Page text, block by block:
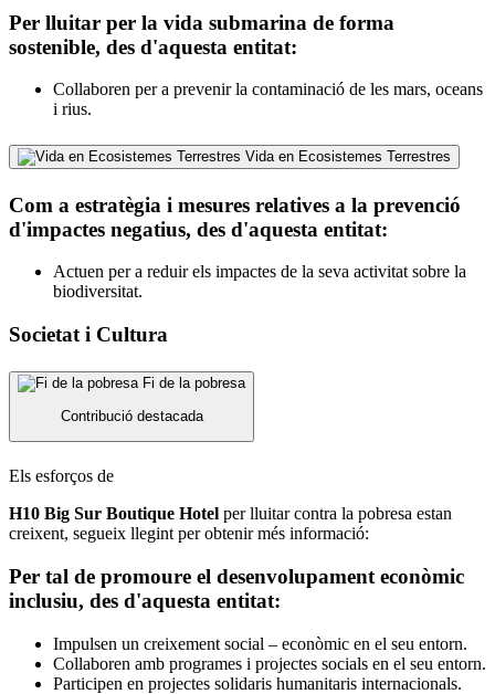
Per lluitar per la vida submarina de forma
sostenible, des d'aquesta entitat:
Collaboren per a prevenir la contaminació de les mars, oceans
i rius.
Vida en Ecosistemes Terrestres
Com a estratègia i mesures relatives a la prevenció
d'impactes negatius, des d'aquesta entitat:
Actuen per a reduir els impactes de la seva activitat sobre la
biodiversitat.
Societat i Cultura
Fi de la pobresa
Contribució destacada
Els esforços de
H10 Big Sur Boutique Hotel per lluitar contra la pobresa estan
creixent, segueix llegint per obtenir més informació:
Per tal de promoure el desenvolupament econòmic
inclusiu, des d'aquesta entitat:
Impulsen un creixement social – econòmic en el seu entorn.
Collaboren amb programes i projectes socials en el seu entorn.
Participen en projectes solidaris humanitaris internacionals.